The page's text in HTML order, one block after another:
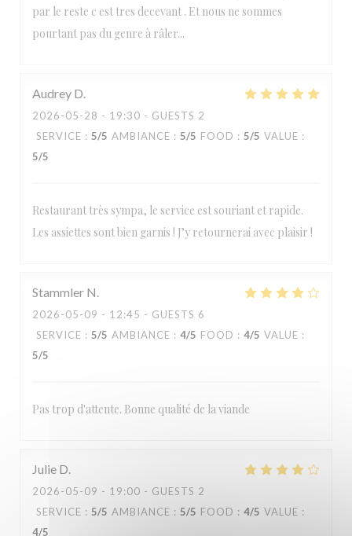
par le reste c est tres decevant . Et nous ne sommes
pourtant pas du genre à râler...
Audrey D
2026-05-28 - 19:30 - GUESTS 2
SERVICE : 5/5 AMBIANCE : 5/5 FOOD : 5/5 VALUE :
5/5
Restaurant très sympa, le service est souriant et rapide.
Les assiettes sont bien garnis ! J’y retournerai avec plaisir !
Stammler N
2026-05-09 - 12:45 - GUESTS 6
SERVICE : 5/5 AMBIANCE : 4/5 FOOD : 4/5 VALUE :
5/5
Pas trop d'attente. Bonne qualité de la viande
Julie D
2026-05-09 - 19:00 - GUESTS 2
SERVICE : 5/5 AMBIANCE : 5/5 FOOD : 4/5 VALUE :
4/5